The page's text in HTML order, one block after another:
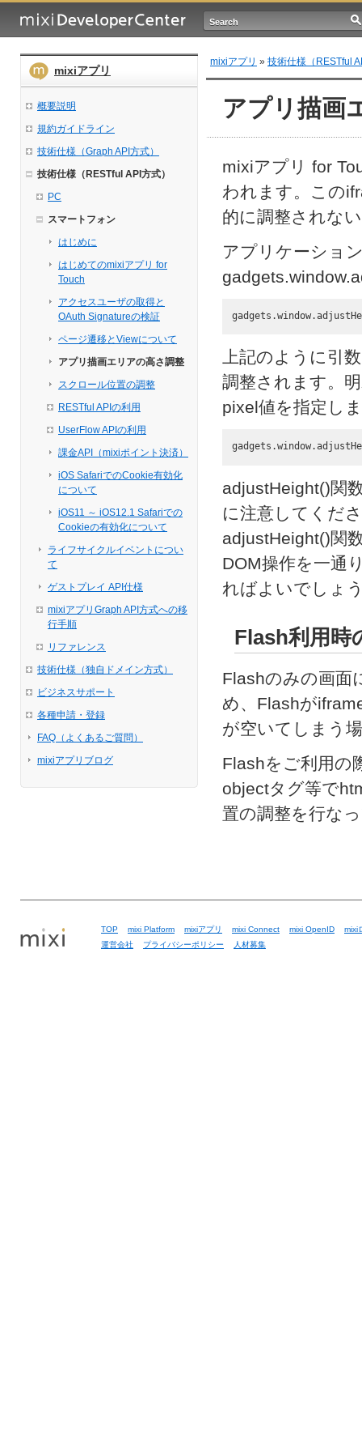
mixiアプリ
概要説明
規約ガイドライン
技術仕様（Graph API方式）
技術仕様（RESTful API方式）
PC
スマートフォン
はじめに
はじめてのmixiアプリ for
Touch
アクセスユーザの取得と
OAuth Signatureの検証
ページ遷移とViewについて
アプリ描画エリアの高さ調整
スクロール位置の調整
RESTful APIの利用
UserFlow APIの利用
課金API（mixiポイント決済）
iOS SafariでのCookie有効化
について
iOS11 ～ iOS12.1 Safariでの
Cookieの有効化について
ライフサイクルイベントについ
て
ゲストプレイ API仕様
mixiアプリGraph API方式への移
行手順
リファレンス
技術仕様（独自ドメイン方式）
ビジネスサポート
各種申請・登録
FAQ（よくあるご質問）
mixiアプリブログ
mixiアプリ » 技術仕様（RESTful
アプリ描画
mixiアプリ for
われます。この
的に調整されな
アプリケーショ
上記のように引
調整されます。
pixel値を指定し
adjustHeight()関
に注意してくだ
adjustHeight()関
DOM操作を一通
ればよいでしょ
Flash利用時
Flashのみの画面
め、Flashが
が空いてしまう
Flashをご利用の
objectタグ等で
置の調整を行な
TOP mixi Platform mixiアプリ mixi Connect mixi OpenID
mixi
運営会社
プライバシーポリシー 人材募集